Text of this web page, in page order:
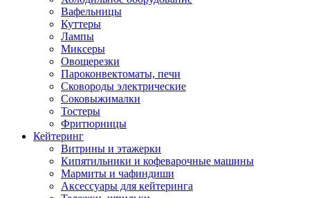
Вафельницы
Куттеры
Лампы
Миксеры
Овощерезки
Пароконвектоматы, печи
Сковороды электрические
Соковыжималки
Тостеры
Фритюрницы
Кейтеринг
Витрины и этажерки
Кипятильники и кофеварочные машины
Мармиты и чафиндиши
Аксессуары для кейтеринга